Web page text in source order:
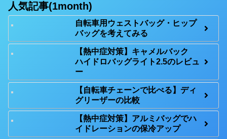
人気記事(1month)
自転車用ウェストバッグ・ヒップ
バッグを考えてみる
【熱中症対策】キャメルバック
ハイドロバッグライト2.5のレビュ
ー
【自転車チェーンで比べる】ディ
グリーザーの比較
【熱中症対策】アルミバッグでハ
イドレーションの保冷アップ